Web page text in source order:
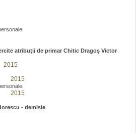
atribuţii de primar Chitic Dragoş Victor
2015
2015
2015
- demisie